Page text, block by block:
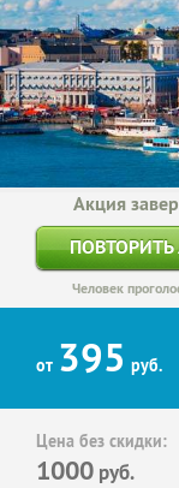
Акция
Человек
от 395 руб.
Цена без скидки:
1000 руб.